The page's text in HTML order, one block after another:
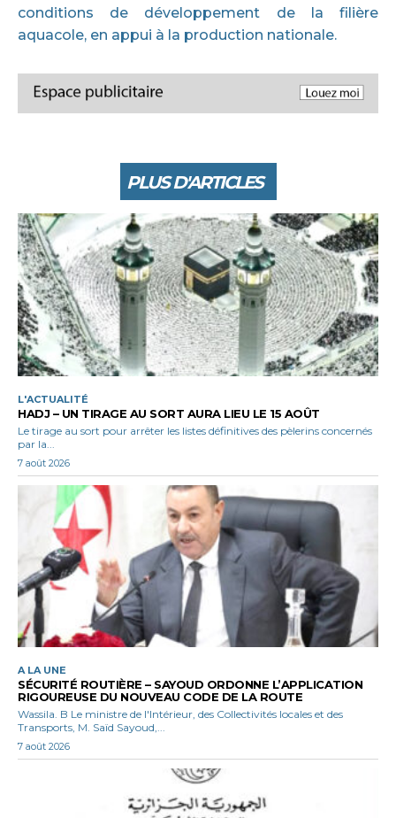
conditions de développement de la filière
aquacole, en appui à la production nationale.
PLUS D'ARTICLES
L'ACTUALITÉ
HADJ – UN TIRAGE AU SORT AURA LIEU LE 15 AOÛT
Le tirage au sort pour arrêter les listes définitives des pèlerins concernés
par la...
7 août 2026
A LA UNE
SÉCURITÉ ROUTIÈRE – SAYOUD ORDONNE L’APPLICATION
RIGOUREUSE DU NOUVEAU CODE DE LA ROUTE
Wassila. B Le ministre de l'Intérieur, des Collectivités locales et des
Transports, M. Saïd Sayoud,...
7 août 2026